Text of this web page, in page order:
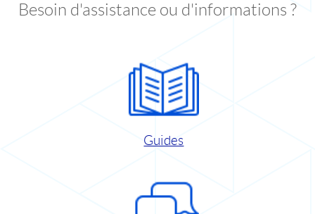
Besoin d'assistance ou d'informations ?
Guides